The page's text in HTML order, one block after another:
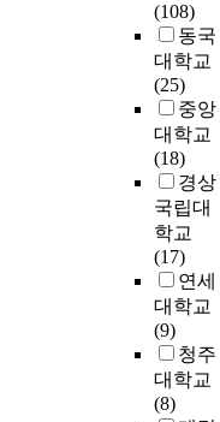
(108)
동국
대학교
(25)
중앙
대학교
(18)
경상
국립대
학교
(17)
연세
대학교
(9)
청주
대학교
(8)